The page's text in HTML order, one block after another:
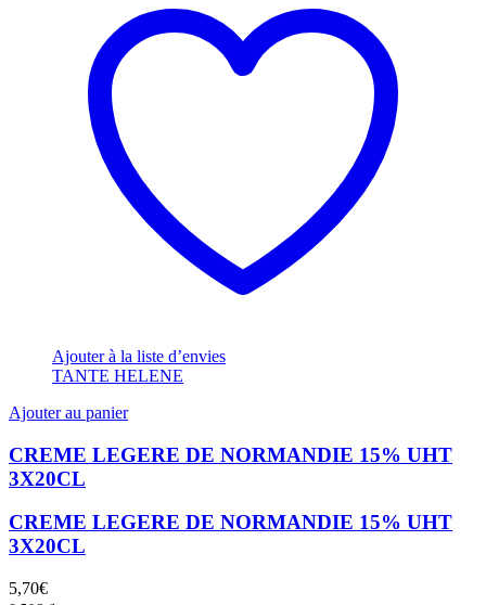
Ajouter à la liste d’envies
TANTE HELENE
Ajouter au panier
CREME LEGERE DE NORMANDIE 15% UHT
3X20CL
CREME LEGERE DE NORMANDIE 15% UHT
3X20CL
5,70€